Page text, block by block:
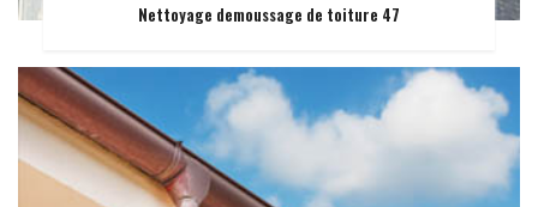
Nettoyage demoussage de toiture 47